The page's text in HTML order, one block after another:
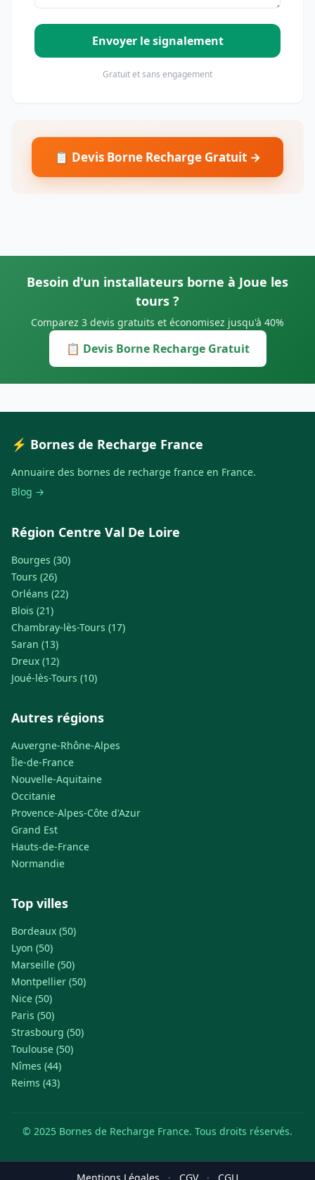
Envoyer le signalement
Gratuit et sans engagement
📋 Devis Borne Recharge Gratuit →
Besoin d'un installateurs borne à Joue les
tours ?
Comparez 3 devis gratuits et économisez jusqu'à 40%
📋 Devis Borne Recharge Gratuit
⚡ Bornes de Recharge France
Annuaire des bornes de recharge france en France.
Blog →
Région Centre Val De Loire
Bourges (30)
Tours (26)
Orléans (22)
Blois (21)
Chambray-lès-Tours (17)
Saran (13)
Dreux (12)
Joué-lès-Tours (10)
Autres régions
Auvergne-Rhône-Alpes
Île-de-France
Nouvelle-Aquitaine
Occitanie
Provence-Alpes-Côte d'Azur
Grand Est
Hauts-de-France
Normandie
Top villes
Bordeaux (50)
Lyon (50)
Marseille (50)
Montpellier (50)
Nice (50)
Paris (50)
Strasbourg (50)
Toulouse (50)
Nîmes (44)
Reims (43)
© 2025 Bornes de Recharge France. Tous droits réservés.